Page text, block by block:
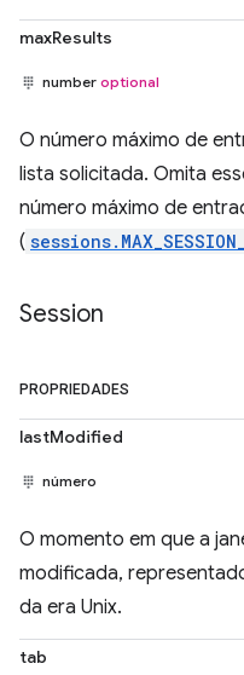
maxResults
number optional
O número máximo de
lista solicitada. Omita
número máximo de
(
Session
PROPRIEDADES
lastModified
número
O momento em que a
modificada,
da era Unix.
tab